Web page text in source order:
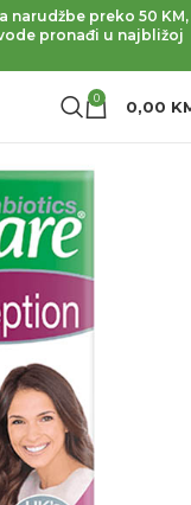
narudžbe preko 50 KM,
pronađi u najbližoj
0 0,00